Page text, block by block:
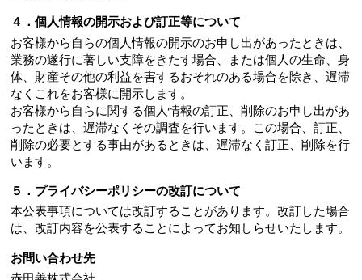
４．個人情報の開示および訂正等について
お客様から自らの個人情報の開示のお申し出があったときは、
業務の遂行に著しい支障をきたす場合、または個人の生命、身
体、財産その他の利益を害するおそれのある場合を除き、遅滞
なくこれをお客様に開示します。
お客様から自らに関する個人情報の訂正、削除のお申し出があ
ったときは、遅滞なくその調査を行います。この場合、訂正、
削除の必要とする事由があるときは、遅滞なく訂正、削除を行
います。
５．プライバシーポリシーの改訂について
本公表事項については改訂することがあります。改訂した場合
は、改訂内容を公表することによってお知しらせいたします。
お問い合わせ先